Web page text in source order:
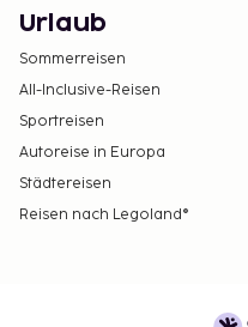
Urlaub
Sommerreisen
All-Inclusive-Reisen
Sportreisen
Autoreise in Europa
Städtereisen
Reisen nach Legoland®